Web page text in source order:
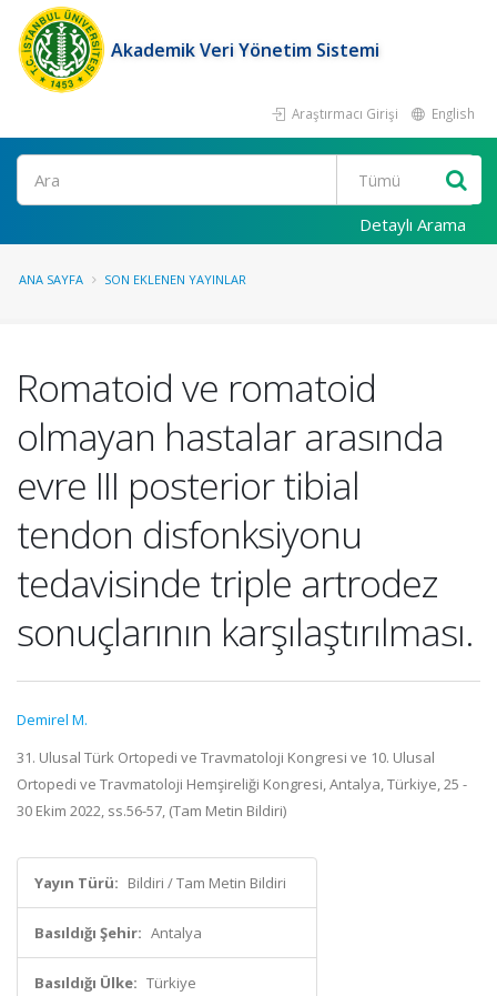
Akademik Veri Yönetim Sistemi
Araştırmacı Girişi English
Ara
Detaylı Arama
ANA SAYFA SON EKLENEN YAYINLAR
Romatoid ve romatoid
olmayan hastalar arasında
evre III posterior tibial
tendon disfonksiyonu
tedavisinde triple artrodez
sonuçlarının karşılaştırılması.
Demirel M.
31. Ulusal Türk Ortopedi ve Travmatoloji Kongresi ve 10. Ulusal
Ortopedi ve Travmatoloji Hemşireliği Kongresi, Antalya, Türkiye, 25 -
30 Ekim 2022, ss.56-57, (Tam Metin Bildiri)
Yayın Türü: Bildiri / Tam Metin Bildiri
Basıldığı Şehir: Antalya
Basıldığı Ülke: Türkiye